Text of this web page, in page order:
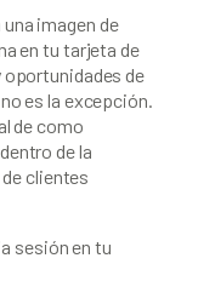
imagen de
en tu tarjeta de
de
es la excepción.
de como
dentro de la
clientes
sesión en tu